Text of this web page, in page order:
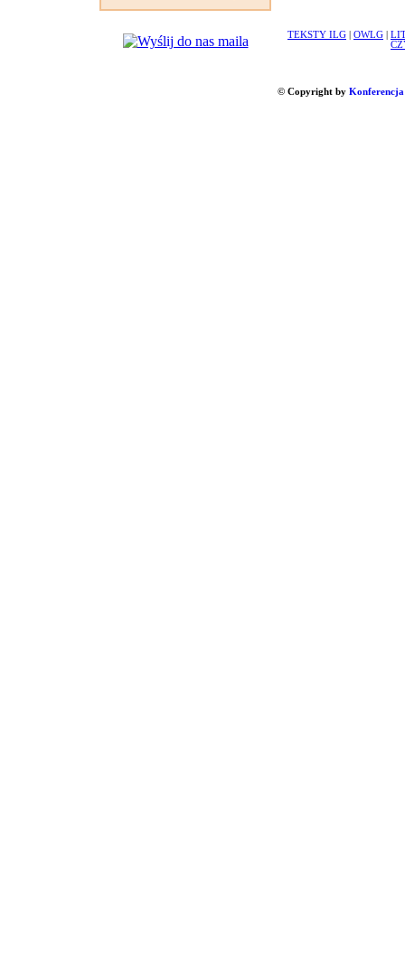
TEKSTY ILG OWLG
© Copyright by Konferencja